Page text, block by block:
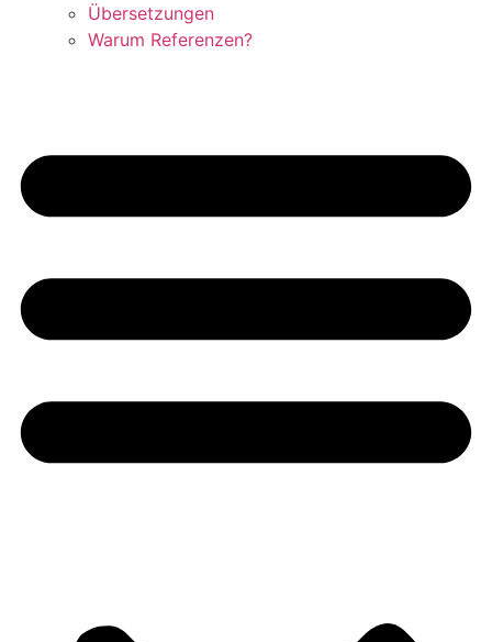
Übersetzungen
Warum Referenzen?